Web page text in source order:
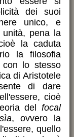
dei suoi
unico, e
pena la
la caduta
la filosofia
con lo stesso
di Aristotele
di dare
cioè
del focal
, ovvero la
quello